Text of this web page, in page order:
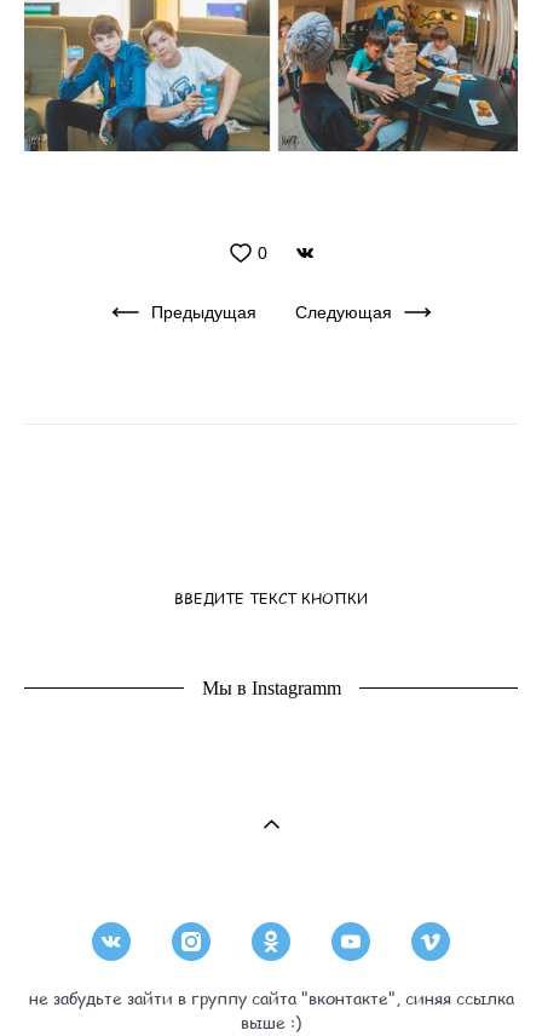
0
Предыдущая Следующая
ВВЕДИТЕ ТЕКСТ КНОПКИ
Мы в Instagramm
не забудьте зайти в группу сайта "вконтакте", синяя ссылка
выше :)